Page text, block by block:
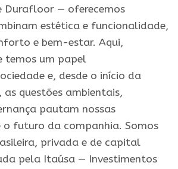
Durafloor — oferecemos
estética e funcionalidade,
e bem-estar. Aqui,
temos um papel
e, desde o início da
questões ambientais,
pautam nossas
o futuro da companhia. Somos
privada e de capital
pela Itaúsa — Investimentos